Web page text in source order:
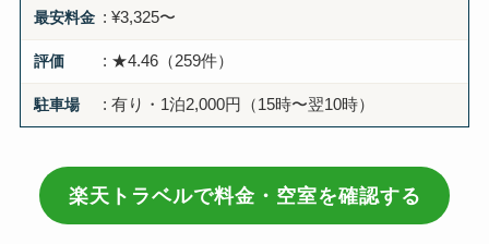
最安料金 : ¥3,325〜
評価 : ★4.46（259件）
駐車場 : 有り・1泊2,000円（15時〜翌10時）
楽天トラベルで料金・空室を確認する